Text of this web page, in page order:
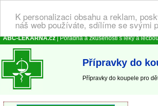
K personalizaci obsahu a reklam,
náš web používáte, sdílíme se svými
ABC-LEKARNA.cz| Poradna a zkušenosti s léky a
Přípravky do
Přípravky do koupele pro